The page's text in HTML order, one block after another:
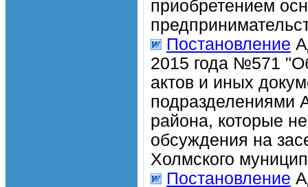
приобретением
Постановление
2015 года №571
актов и иных
подразделениями
района, которые
обсуждения на
Холмского
Постановление